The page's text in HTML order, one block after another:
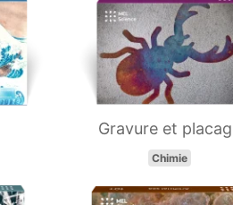
Gravure et
Chimie